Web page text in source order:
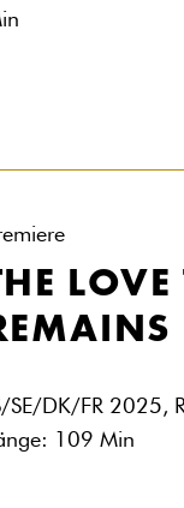
LOVE
SE/DK/FR 2025,
109 Min